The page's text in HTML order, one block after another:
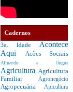
Cadernos
3a. Idade Acontece
Aqui
Acões Sociais
Afinando a língua
Agricultura Agricultura
Familiar
Agronegócio
Agropecuária Apicultura